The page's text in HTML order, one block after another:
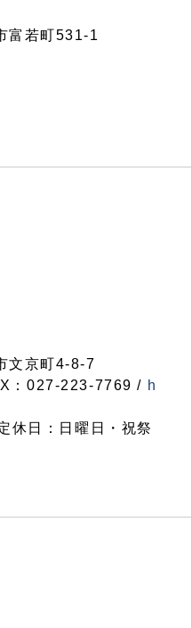
富若町531-1
文京町4-8-7
：027-223-7769 / h
休日：日曜日・祝祭